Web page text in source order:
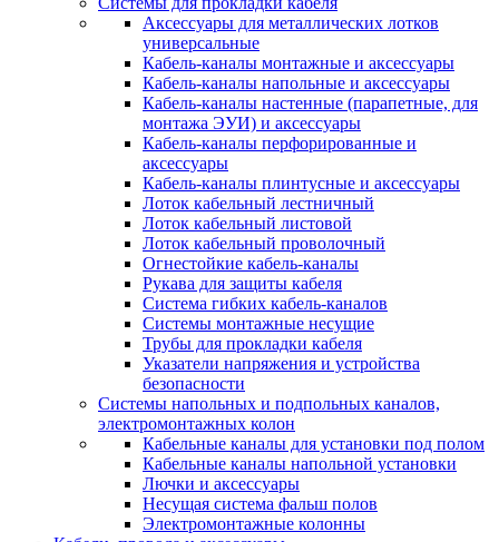
Аксессуары для металлических лотков
универсальные
Кабель-каналы монтажные и аксессуары
Кабель-каналы напольные и аксессуары
Кабель-каналы настенные (парапетные, для
монтажа ЭУИ) и аксессуары
Кабель-каналы перфорированные и
аксессуары
Кабель-каналы плинтусные и аксессуары
Лоток кабельный лестничный
Лоток кабельный листовой
Лоток кабельный проволочный
Огнестойкие кабель-каналы
Рукава для защиты кабеля
Система гибких кабель-каналов
Системы монтажные несущие
Трубы для прокладки кабеля
Указатели напряжения и устройства
безопасности
Системы напольных и подпольных каналов,
электромонтажных колон
Кабельные каналы для установки под полом
Кабельные каналы напольной установки
Лючки и аксессуары
Несущая система фальш полов
Электромонтажные колонны